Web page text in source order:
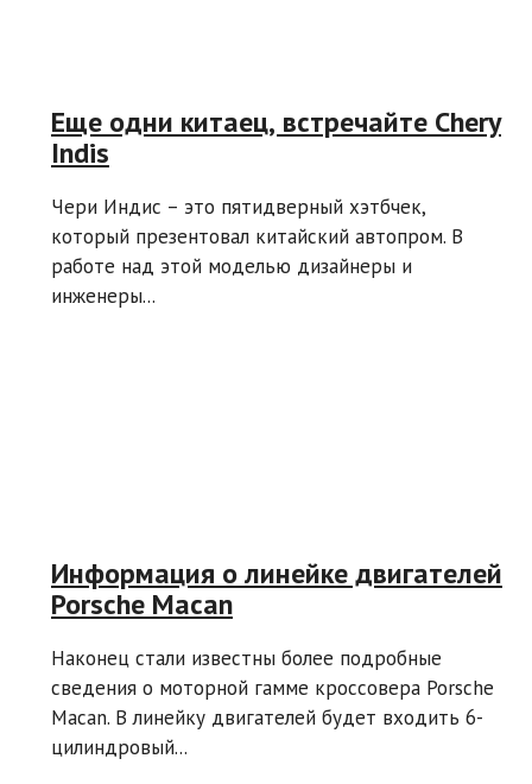
Еще одни китаец, встречайте Chery
Indis
Чери Индис – это пятидверный хэтбчек,
который презентовал китайский автопром. В
работе над этой моделью дизайнеры и
инженеры...
Информация о линейке двигателей
Porsche Macan
Наконец стали известны более подробные
сведения о моторной гамме кроссовера Porsche
Macan. В линейку двигателей будет входить 6-
цилиндровый...